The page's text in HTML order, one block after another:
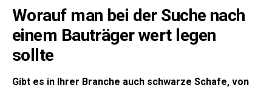
Worauf man bei der Suche nach
einem Bauträger wert legen
sollte
Gibt es in Ihrer Branche auch schwarze Schafe, von